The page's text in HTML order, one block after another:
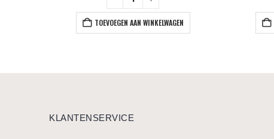
TOEVOEGEN AAN WINKELWAGEN
KLANTENSERVICE